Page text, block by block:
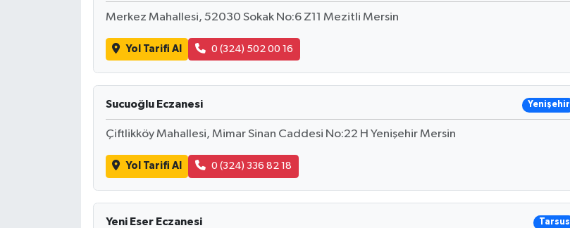
Merkez Mahallesi, 52030 Sokak No:6 Z11 Mezitli Mersin
Yol Tarifi Al 0 (324) 502 00 16
Sucuoğlu Eczanesi Yenişehir
Çiftlikköy Mahallesi, Mimar Sinan Caddesi No:22 H Yenişehir Mersin
Yol Tarifi Al 0 (324) 336 82 18
Yeni Eser Eczanesi Tarsus